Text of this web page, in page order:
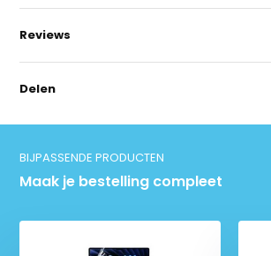
Reviews
Delen
BIJPASSENDE PRODUCTEN
Maak je bestelling compleet